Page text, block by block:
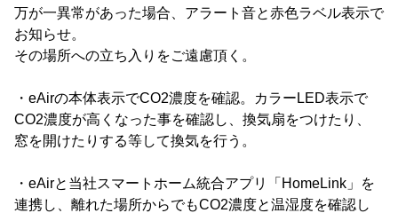
万が一異常があった場合、アラート音と赤色ラベル表示で
お知らせ。
その場所への立ち入りをご遠慮頂く。
・eAirの本体表示でCO2濃度を確認。カラーLED表示で
CO2濃度が高くなった事を確認し、換気扇をつけたり、
窓を開けたりする等して換気を行う。
・eAirと当社スマートホーム統合アプリ「HomeLink」を
連携し、離れた場所からでもCO2濃度と温湿度を確認し